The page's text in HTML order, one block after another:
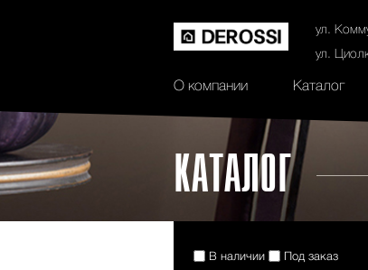
ул.
ул.
О компании
История Сертификаты
Каталог
КАТАЛОГ
В наличии Под заказ